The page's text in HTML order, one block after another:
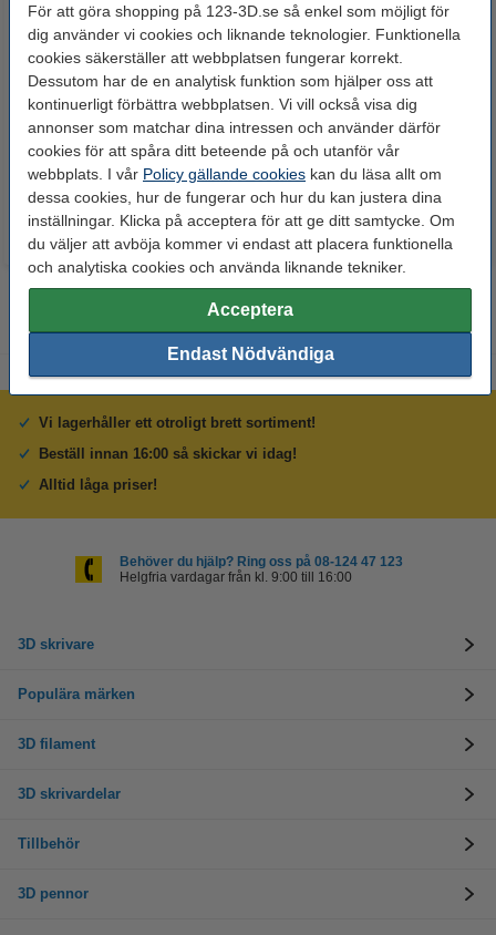
För att göra shopping på 123-3D.se så enkel som möjligt för
dig använder vi cookies och liknande teknologier. Funktionella
cookies säkerställer att webbplatsen fungerar korrekt.
Dessutom har de en analytisk funktion som hjälper oss att
kontinuerligt förbättra webbplatsen. Vi vill också visa dig
annonser som matchar dina intressen och använder därför
cookies för att spåra ditt beteende på och utanför vår
webbplats. I vår Policy gällande cookies kan du läsa allt om
dessa cookies, hur de fungerar och hur du kan justera dina
inställningar. Klicka på acceptera för att ge ditt samtycke. Om
du väljer att avböja kommer vi endast att placera funktionella
och analytiska cookies och använda liknande tekniker.
Acceptera
Endast Nödvändiga
3DLAC självhäftande spray |
400ml
95 kr Inkl. 25% Moms
123-3D 3D-penna PRO med
LCD-display | Svart
385 kr Inkl. 25% Moms
Vi lagerhåller ett otroligt brett sortiment!
Beställ innan 16:00 så skickar vi idag!
Alltid låga priser!
Behöver du hjälp? Ring oss på 08-124 47 123
Helgfria vardagar från kl. 9:00 till 16:00
3D skrivare
Populära märken
3D filament
3D skrivardelar
Tillbehör
3D pennor